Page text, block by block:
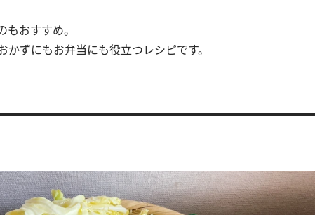
おすすめ。
ずにもお弁当にも役立つレシピです。